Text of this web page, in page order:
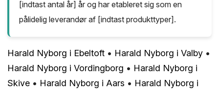
[indtast antal år] år og har etableret sig som en
pålidelig leverandør af [indtast produkttyper].
Harald Nyborg i Ebeltoft • Harald Nyborg i Valby •
Harald Nyborg i Vordingborg • Harald Nyborg i
Skive • Harald Nyborg i Aars • Harald Nyborg i